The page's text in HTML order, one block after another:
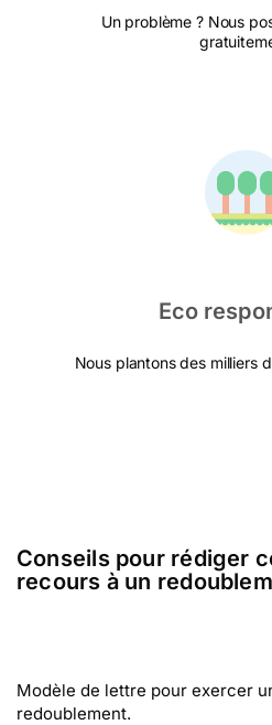
Un problème ? Nous
Eco
Nous plantons des milliers
Conseils pour rédiger
recours à un
Modèle de lettre pour exercer
redoublement.